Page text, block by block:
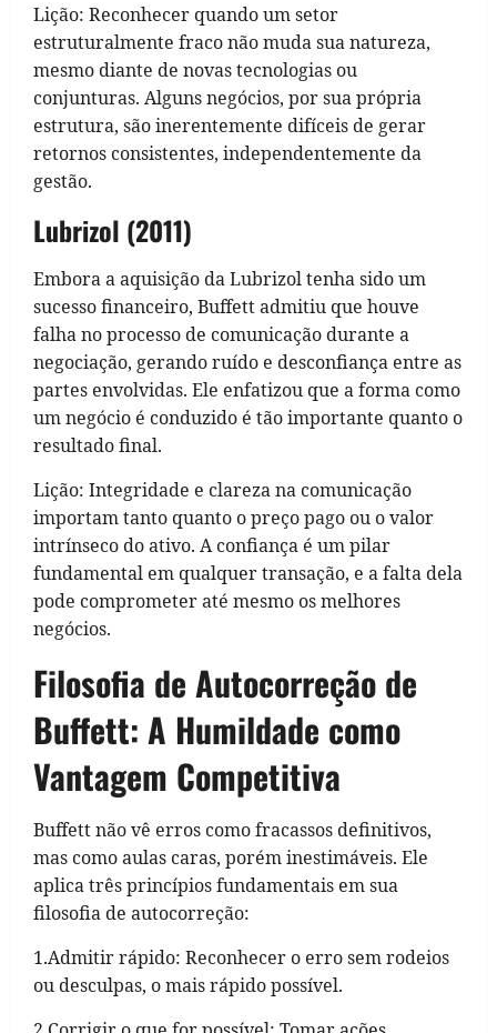
Lição: Reconhecer quando um setor
estruturalmente fraco não muda sua natureza,
mesmo diante de novas tecnologias ou
conjunturas. Alguns negócios, por sua própria
estrutura, são inerentemente difíceis de gerar
retornos consistentes, independentemente da
gestão.
Lubrizol (2011)
Embora a aquisição da Lubrizol tenha sido um
sucesso financeiro, Buffett admitiu que houve
falha no processo de comunicação durante a
negociação, gerando ruído e desconfiança entre as
partes envolvidas. Ele enfatizou que a forma como
um negócio é conduzido é tão importante quanto o
resultado final.
Lição: Integridade e clareza na comunicação
importam tanto quanto o preço pago ou o valor
intrínseco do ativo. A confiança é um pilar
fundamental em qualquer transação, e a falta dela
pode comprometer até mesmo os melhores
negócios.
Filosofia de Autocorreção de
Buffett: A Humildade como
Vantagem Competitiva
Buffett não vê erros como fracassos definitivos,
mas como aulas caras, porém inestimáveis. Ele
aplica três princípios fundamentais em sua
filosofia de autocorreção:
1.Admitir rápido: Reconhecer o erro sem rodeios
ou desculpas, o mais rápido possível.